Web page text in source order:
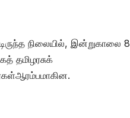
நிலையில், இன்றுகாலை 8
தமிழரசுக்